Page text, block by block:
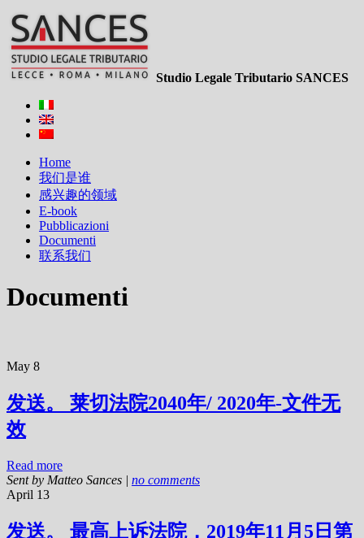
Studio Legale Tributario SANCES
Home
我们是谁
感兴趣的领域
E-book
Pubblicazioni
Documenti
联系我们
Documenti
May 8
发送。 莱切法院2040年/ 2020年-文件无
效
Read more
Sent by Matteo Sances | no comments
April 13
发送。 最高上诉法院，2019年11月5日第